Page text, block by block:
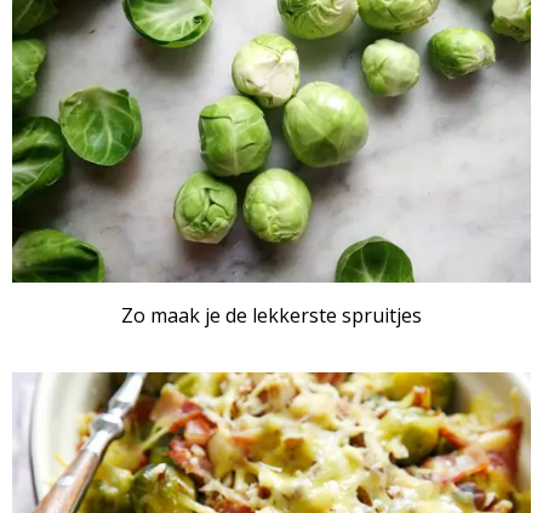
Zo maak je de lekkerste spruitjes
RECEPTENSET